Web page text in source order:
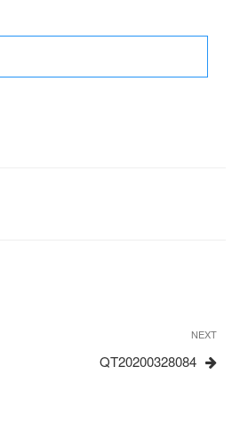
Next
Post
NEXT
QT20200328084